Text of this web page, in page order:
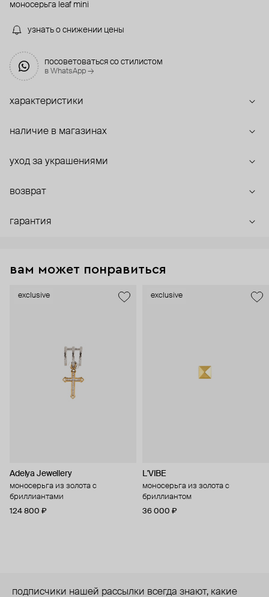
моносерьга leaf mini
узнать о снижении цены
посоветоваться со стилистом
в WhatsApp →
характеристики
наличие в магазинах
уход за украшениями
возврат
гарантия
вам может понравиться
exclusive
Adelya Jewellery
моносерьга из золота с
бриллиантами
124 800 ₽
exclusive
L'VIBE
моносерьга из золота с
бриллиантом
36 000 ₽
подписчики нашей рассылки всегда знают, какие